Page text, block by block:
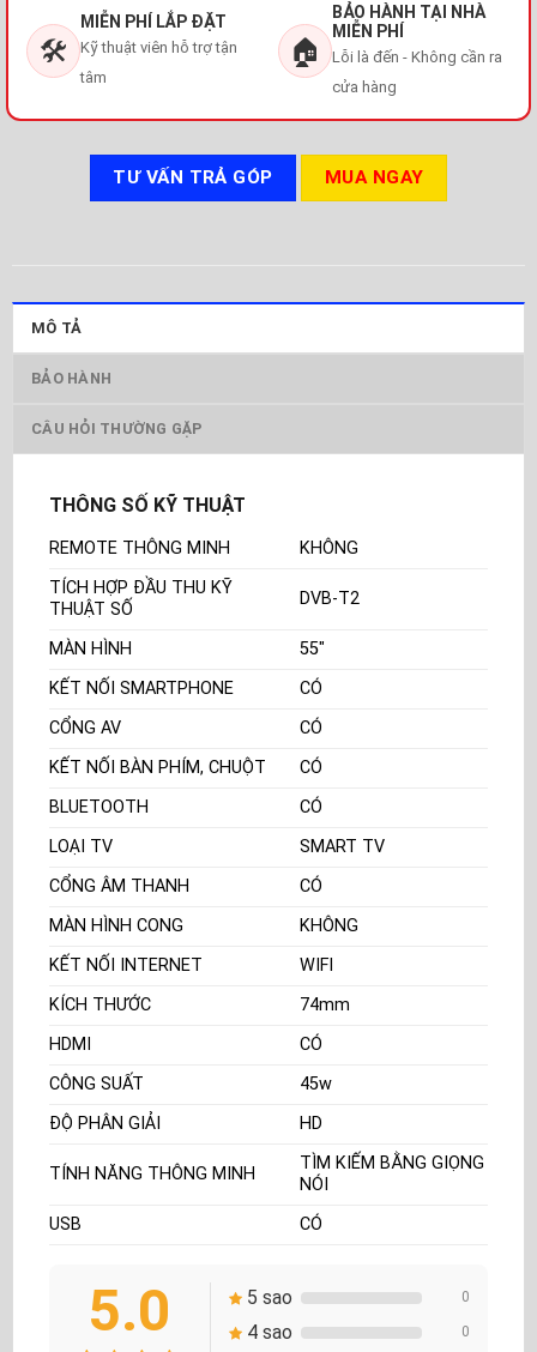
🛠️
MIỄN PHÍ LẮP ĐẶT
Kỹ thuật viên hỗ trợ tận
tâm
🏠
BẢO HÀNH TẠI NHÀ
MIỄN PHÍ
Lỗi là đến - Không cần ra
cửa hàng
TƯ VẤN TRẢ GÓP MUA NGAY
MÔ TẢ
BẢO HÀNH
CÂU HỎI THƯỜNG GẶP
THÔNG SỐ KỸ THUẬT
REMOTE THÔNG MINH
KHÔNG
TÍCH HỢP ĐẦU THU KỸ
THUẬT SỐ
DVB-T2
MÀN HÌNH
55"
KẾT NỐI SMARTPHONE
CÓ
CỔNG AV
CÓ
KẾT NỐI BÀN PHÍM, CHUỘT
CÓ
BLUETOOTH
CÓ
LOẠI TV
SMART TV
CỔNG ÂM THANH
CÓ
MÀN HÌNH CONG
KHÔNG
KẾT NỐI INTERNET
WIFI
KÍCH THƯỚC
74mm
HDMI
CÓ
CÔNG SUẤT
45w
ĐỘ PHÂN GIẢI
HD
TÍNH NĂNG THÔNG MINH
TÌM KIẾM BẰNG GIỌNG
NÓI
USB
CÓ
5.0 5 sao 0
4 sao 0